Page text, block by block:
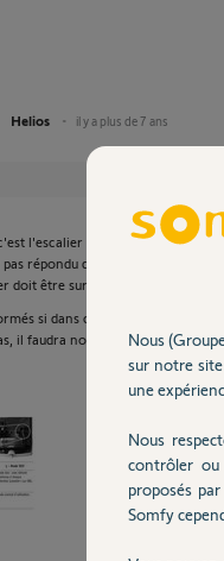
Helios il y a plus de 7 ans
l'escalier la cause des
répondu quant à la position du
doit être sur OFF, voir en fichier.
si dans cette position les
il faudra nous faire une photo de
Nous
sur notre
une
Nous
contrôler ou
proposés
Somfy